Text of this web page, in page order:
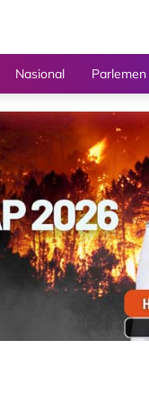
Nasional Parlemen